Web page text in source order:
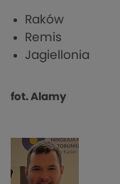
Raków
Remis
Jagiellonia
fot. Alamy